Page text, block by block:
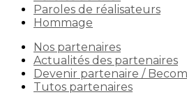
Paroles de réalisateurs
Hommage
Nos partenaires
Actualités des partenaires
Devenir partenaire /
Tutos partenaires